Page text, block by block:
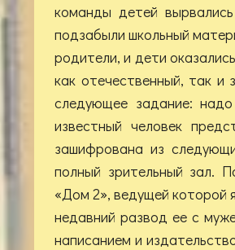
команды детей
подзабыли школьный
родители, и дети
как отечественный, так
следующее задание:
известный человек
зашифрована из
полный зрительный зал.
«Дом 2», ведущей которой
недавний развод ее с
написанием и